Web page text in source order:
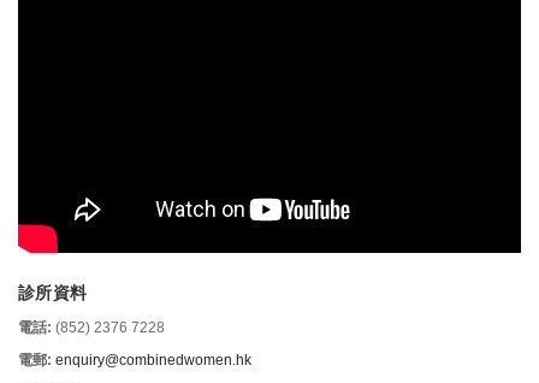
診所資料
電話: (852) 2376 7228
電郵: enquiry@combinedwomen.hk